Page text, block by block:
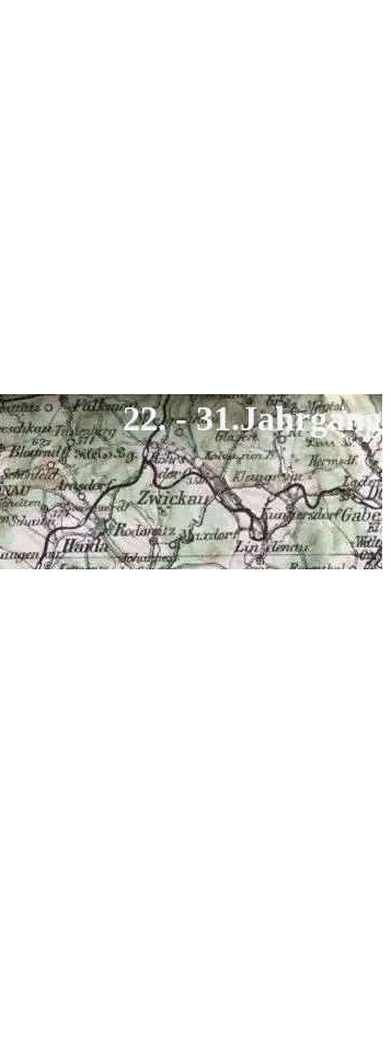
22. - 31.Jahrgang